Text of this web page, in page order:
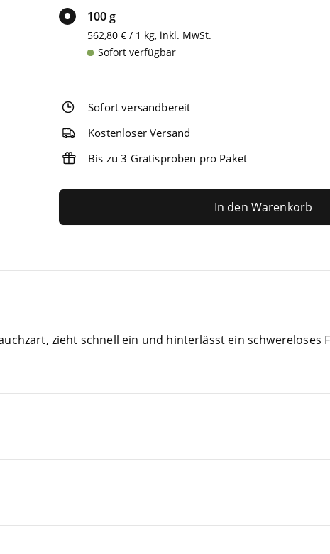
100 g
562,80 € / 1 kg, inkl. MwSt.
Sofort verfügbar
Sofort versandbereit
Kostenloser Versand
Bis zu 3 Gratisproben pro Paket
In den Warenkorb
zieht schnell ein und hin­ter­lässt ein schwe­re­lo­ses